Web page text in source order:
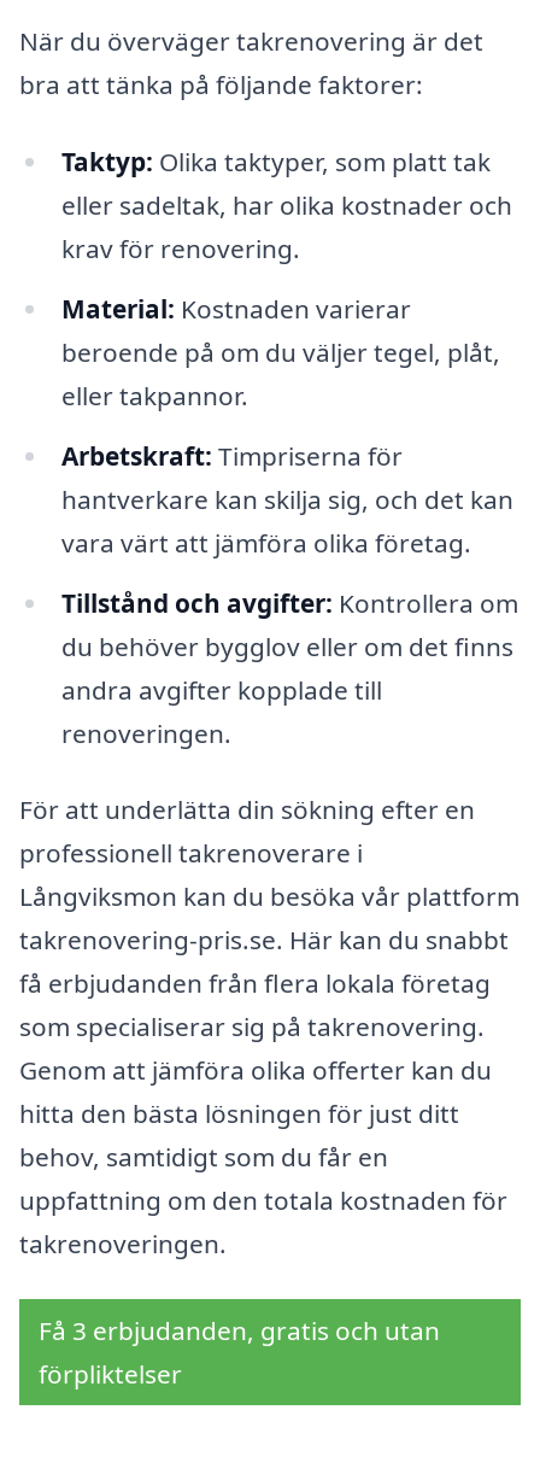
När du överväger takrenovering är det
bra att tänka på följande faktorer:
Taktyp: Olika taktyper, som platt tak
eller sadeltak, har olika kostnader och
krav för renovering.
Material: Kostnaden varierar
beroende på om du väljer tegel, plåt,
eller takpannor.
Arbetskraft: Timpriserna för
hantverkare kan skilja sig, och det kan
vara värt att jämföra olika företag.
Tillstånd och avgifter: Kontrollera om
du behöver bygglov eller om det finns
andra avgifter kopplade till
renoveringen.
För att underlätta din sökning efter en
professionell takrenoverare i
Långviksmon kan du besöka vår plattform
takrenovering-pris.se. Här kan du snabbt
få erbjudanden från flera lokala företag
som specialiserar sig på takrenovering.
Genom att jämföra olika offerter kan du
hitta den bästa lösningen för just ditt
behov, samtidigt som du får en
uppfattning om den totala kostnaden för
takrenoveringen.
Få 3 erbjudanden, gratis och utan
förpliktelser